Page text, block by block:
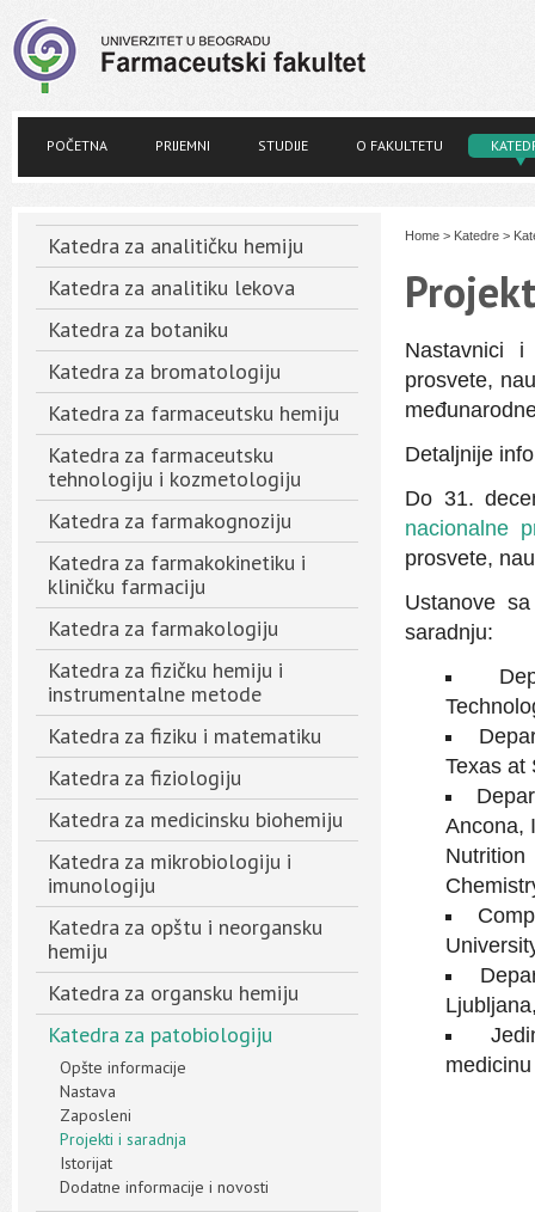
POČETNA PRIJEMNI STUDIJE O FAKULTETU
Katedra za analitičku hemiju
Katedra za analitiku lekova
Katedra za botaniku
Katedra za bromatologiju
Katedra za farmaceutsku hemiju
Katedra za farmaceutsku
tehnologiju i kozmetologiju
Katedra za farmakognoziju
Katedra za farmakokinetiku i
kliničku farmaciju
Katedra za farmakologiju
Katedra za fizičku hemiju i
instrumentalne metode
Katedra za fiziku i matematiku
Katedra za fiziologiju
Katedra za medicinsku biohemiju
Katedra za mikrobiologiju i
imunologiju
Katedra za opštu i neorgansku
hemiju
Katedra za organsku hemiju
Katedra za patobiologiju
Opšte informacije
Nastava
Zaposleni
Projekti i saradnja
Istorijat
Dodatne informacije i novosti
Home > Katedre >
Nastavnici i
prosvete,
Detaljnije
Do 31.
nacionalne
prosvete,
Ustanove
saradnju:
Texas at
Ancona,